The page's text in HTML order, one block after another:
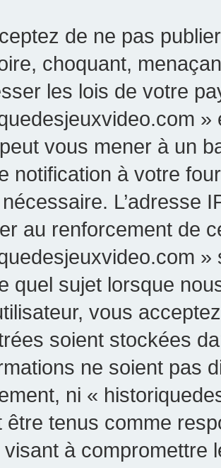
de ne pas
choquant,
les lois de votre
vous mener à un
notification à votre
L’adresse
au renforcement de
quel sujet lorsque
vous
soient stockées
ne soient pas
ni «
être tenus comme
visant à compromettre